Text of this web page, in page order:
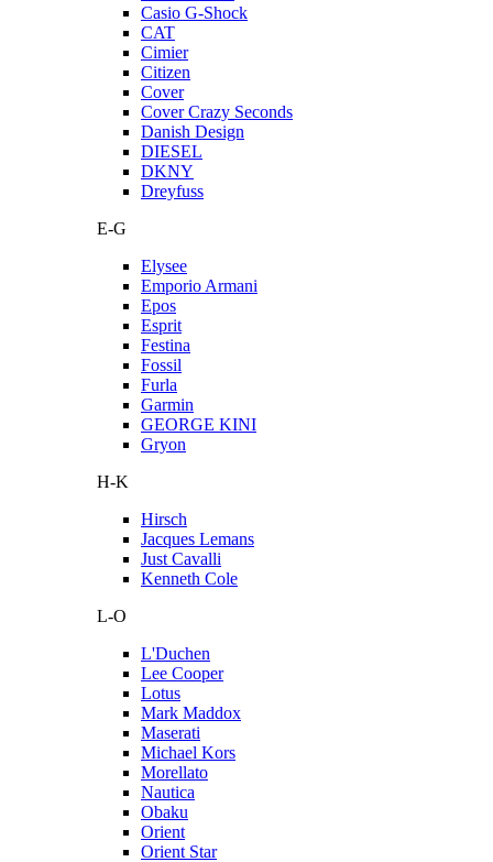
Casio G-Shock
CAT
Cimier
Citizen
Cover
Cover Crazy Seconds
Danish Design
DIESEL
DKNY
Dreyfuss
E-G
Elysee
Emporio Armani
Epos
Esprit
Festina
Fossil
Furla
Garmin
GEORGE KINI
Gryon
H-K
Hirsch
Jacques Lemans
Just Cavalli
Kenneth Cole
L-O
L'Duchen
Lee Cooper
Lotus
Mark Maddox
Maserati
Michael Kors
Morellato
Nautica
Obaku
Orient
Orient Star